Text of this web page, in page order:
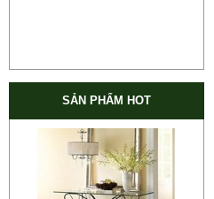
SẢN PHẨM HOT